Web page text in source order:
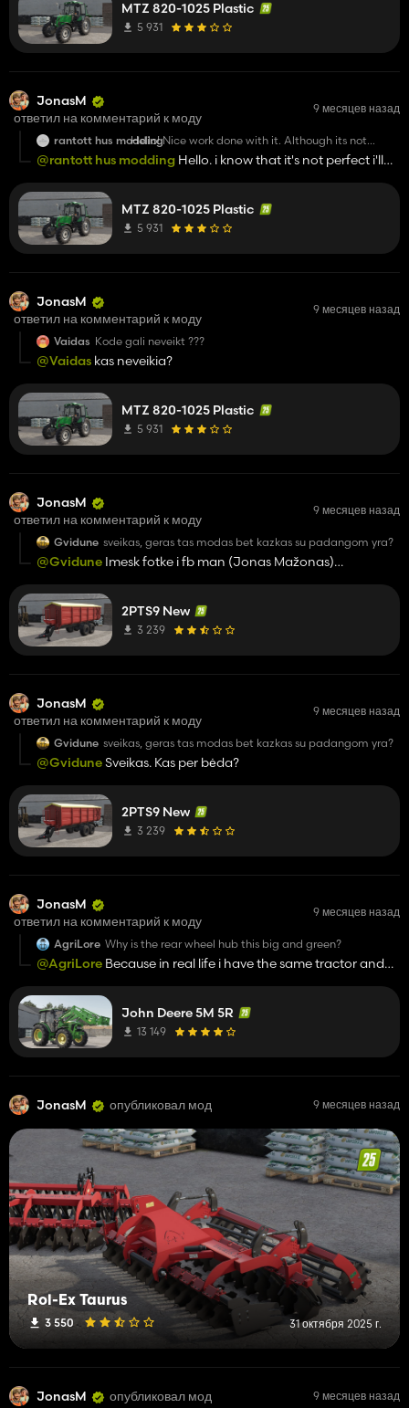
MTZ 820-1025 Plastic
5 931
JonasM
ответил на комментарий к моду
9 месяцев назад
rantott hus moddingHello! Nice work done with it. Although its not
perfect but the best i seen so far
@rantott hus modding Hello. i know that it's not perfect i'll
MTZ 820-1025 Plastic
5 931
JonasM
ответил на комментарий к моду
9 месяцев назад
Vaidas Kode gali neveikt ???
@Vaidas kas neveikia?
MTZ 820-1025 Plastic
5 931
JonasM
ответил на комментарий к моду
9 месяцев назад
Gvidune sveikas, geras tas modas bet kazkas su padangom yra?
@Gvidune Imesk fotke i fb man (Jonas Mažonas)
2PTS9 New
3 239
JonasM
ответил на комментарий к моду
9 месяцев назад
Gvidune sveikas, geras tas modas bet kazkas su padangom yra?
@GviduneSveikas. Kas per bėda?
2PTS9 New
3 239
JonasM
ответил на комментарий к моду
9 месяцев назад
AgriLore Why is the rear wheel hub this big and green?
@AgriLore Because in real life i have the same tractor and
make a congifuration for it
John Deere 5M 5R
13 149
JonasM опубликовал мод 9 месяцев назад
Rol-Ex Taurus
3 550 31 октября 2025 г.
JonasM опубликовал мод 9 месяцев назад